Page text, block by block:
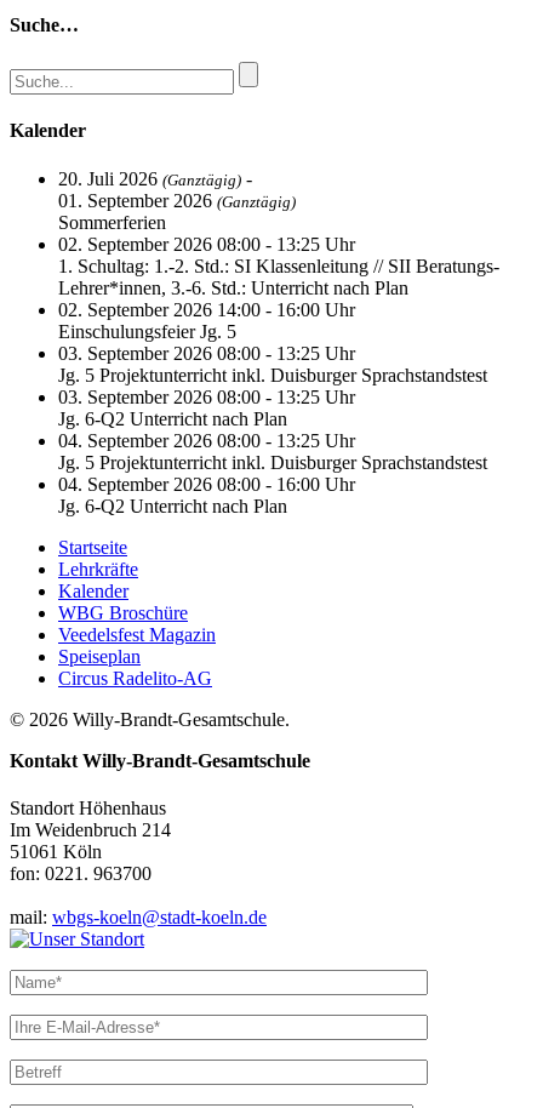
Suche…
Kalender
20. Juli 2026 (Ganztägig) -
01. September 2026 (Ganztägig)
Sommerferien
02. September 2026 08:00 - 13:25 Uhr
1. Schultag: 1.-2. Std.: SI Klassenleitung // SII Beratungs-
Lehrer*innen, 3.-6. Std.: Unterricht nach Plan
02. September 2026 14:00 - 16:00 Uhr
Einschulungsfeier Jg. 5
03. September 2026 08:00 - 13:25 Uhr
Jg. 5 Projektunterricht inkl. Duisburger Sprachstandstest
03. September 2026 08:00 - 13:25 Uhr
Jg. 6-Q2 Unterricht nach Plan
04. September 2026 08:00 - 13:25 Uhr
Jg. 5 Projektunterricht inkl. Duisburger Sprachstandstest
04. September 2026 08:00 - 16:00 Uhr
Jg. 6-Q2 Unterricht nach Plan
Startseite
Lehrkräfte
Kalender
WBG Broschüre
Veedelsfest Magazin
Speiseplan
Circus Radelito-AG
© 2026 Willy-Brandt-Gesamtschule.
Kontakt Willy-Brandt-Gesamtschule
Standort Höhenhaus
Im Weidenbruch 214
51061 Köln
fon: 0221. 963700
mail: wbgs-koeln@stadt-koeln.de